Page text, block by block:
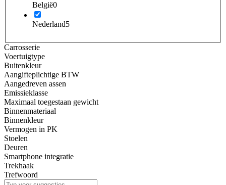
België0
Nederland5
Carrosserie
Voertuigtype
Buitenkleur
Aangifteplichtige BTW
Aangedreven assen
Emissieklasse
Maximaal toegestaan gewicht
Binnenmateriaal
Binnenkleur
Vermogen in PK
Stoelen
Deuren
Smartphone integratie
Trekhaak
Trefwoord